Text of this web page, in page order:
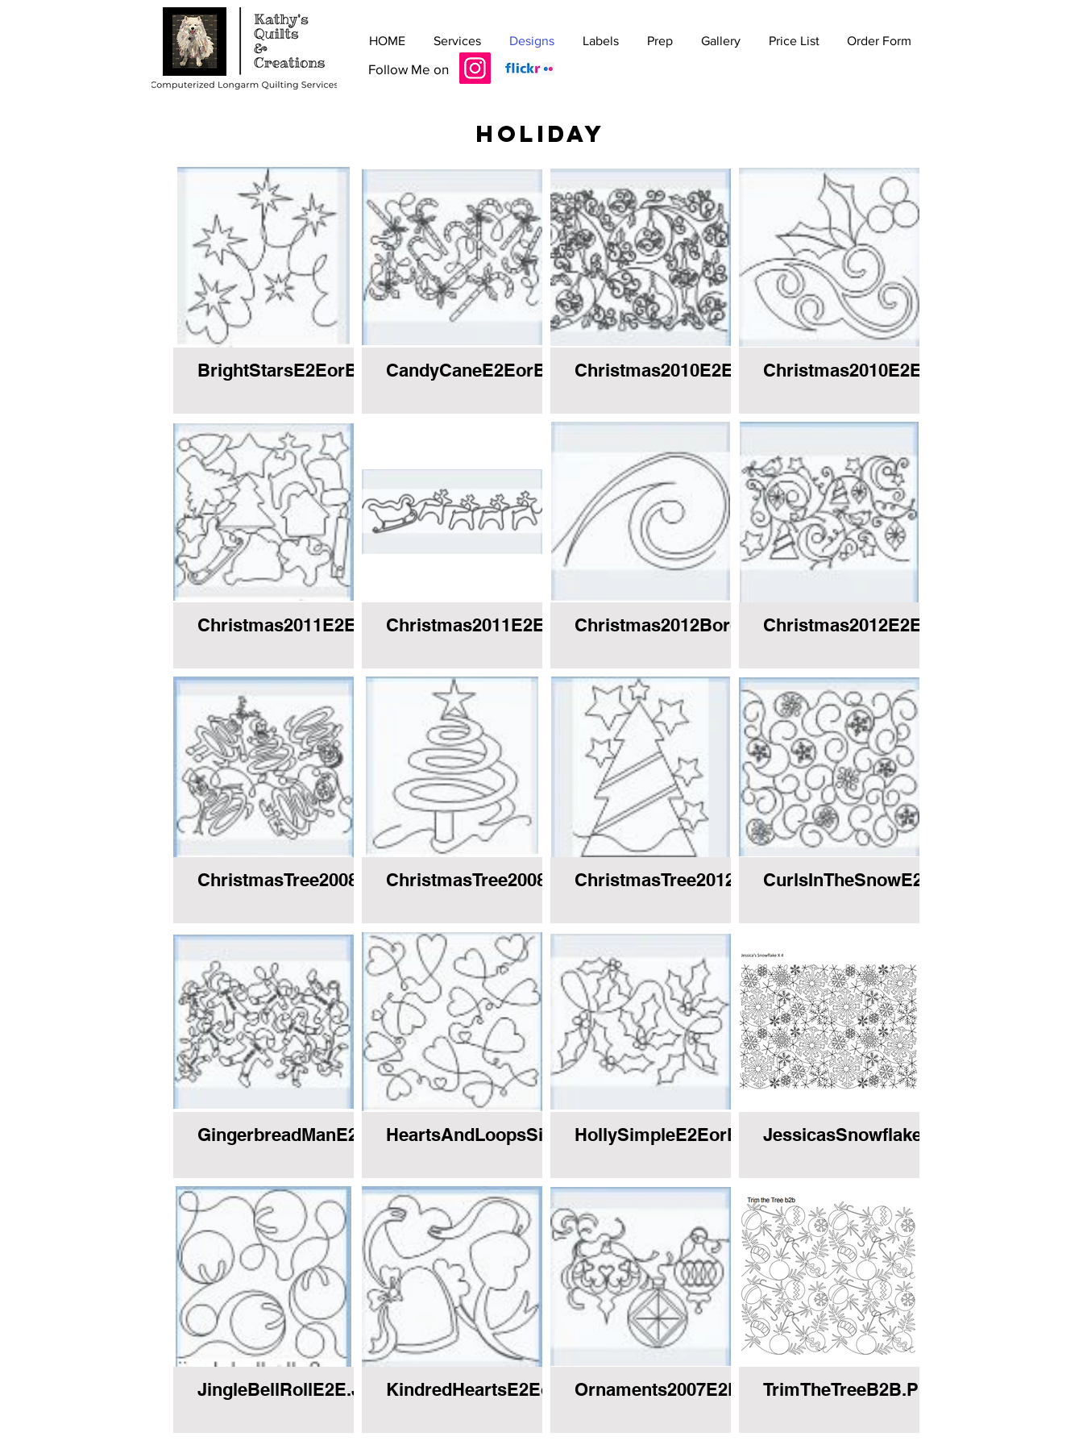
HOME Services Designs Labels Prep Gallery Price List Order Form
Follow Me on
holiday
BrightStarsE2EorBorder.JPGCandyCaneE2EorBorder.JPGChristmas2010E2E.JPGChristmas2010E2EorBorder.JPG
Christmas2011E2E.JPGChristmas2011E2EorBorder.JPGChristmas2012Border.JPGChristmas2012E2E.JPG
ChristmasTree2008E2E.JPGChristmasTree2008E2EorBorder.JPGChristmasTree2012E2EorBorder.JPG
CurlsInTheSnowE2E.JPG
GingerbreadManE2E.JPGHeartsAndLoopsSimpleE2EorBorder.JPG
HollySimpleE2EorBorder.JPGJessicasSnowflakeE2E.PNG
JingleBellRollE2E.JPG KindredHeartsE2EorBorder.JPGOrnaments2007E2EorBorder.JPG
TrimTheTreeB2B.PNG